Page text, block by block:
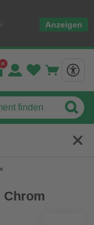
Anzeigen
Chrom